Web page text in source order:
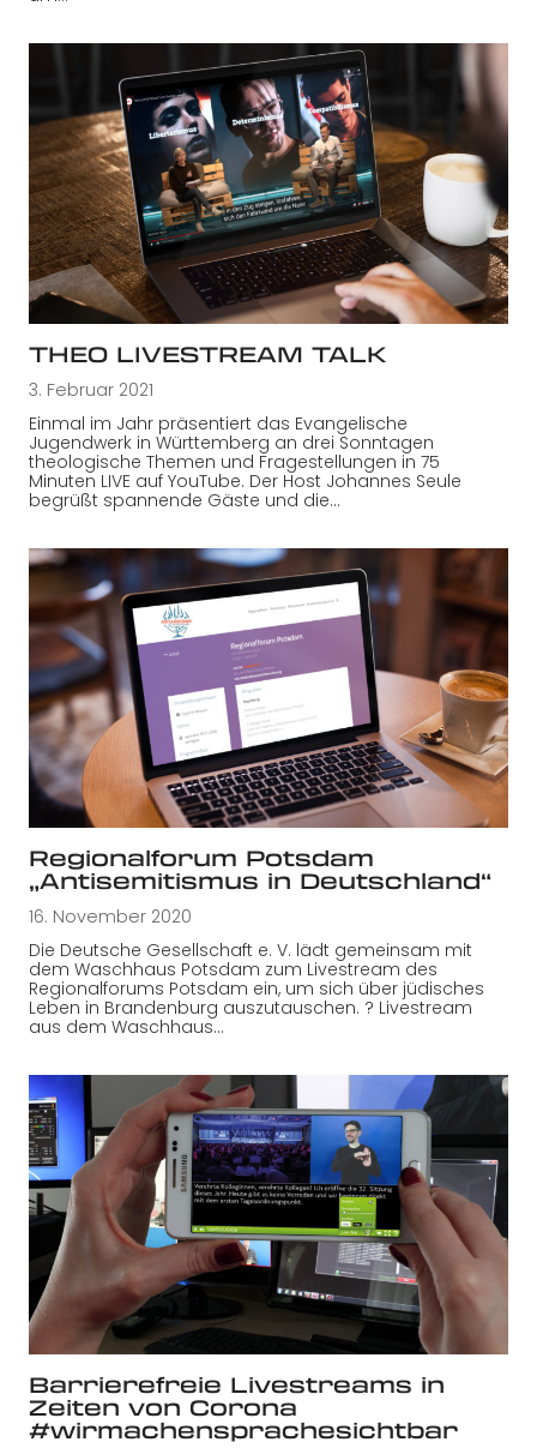
THEO LIVESTREAM TALK
3. Februar 2021
Einmal im Jahr präsentiert das Evangelische
Jugendwerk in Württemberg an drei Sonntagen
theologische Themen und Fragestellungen in 75
Minuten LIVE auf YouTube. Der Host Johannes Seule
begrüßt spannende Gäste und die…
Regionalforum Potsdam
„Antisemitismus in Deutschland“
16. November 2020
Die Deutsche Gesellschaft e. V. lädt gemeinsam mit
dem Waschhaus Potsdam zum Livestream des
Regionalforums Potsdam ein, um sich über jüdisches
Leben in Brandenburg auszutauschen. ? Livestream
aus dem Waschhaus…
Barrierefreie Livestreams in
Zeiten von Corona
#wirmachensprachesichtbar